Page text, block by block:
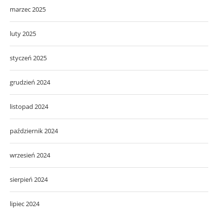
marzec 2025
luty 2025
styczeń 2025
grudzień 2024
listopad 2024
październik 2024
wrzesień 2024
sierpień 2024
lipiec 2024